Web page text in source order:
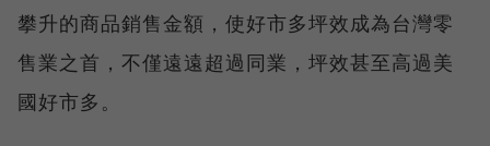
攀升的商品銷售金額，使好市多坪效成為台灣零
售業之首，不僅遠遠超過同業，坪效甚至高過美
國好市多。